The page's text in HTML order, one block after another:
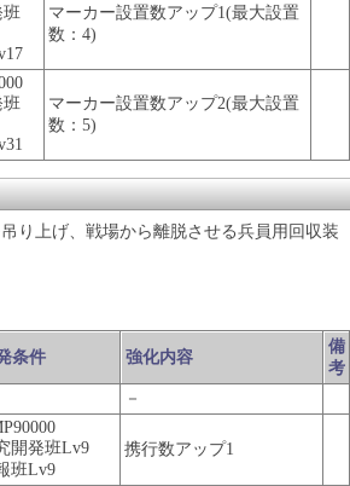
班
マーカー設置数アップ1(最大設置
数：4)
班
マーカー設置数アップ2(最大設置
数：5)
り上げ、戦場から離脱させる兵員用回収装
条件 強化内容
備
考
－
開発班Lv9
班Lv9
携行数アップ1